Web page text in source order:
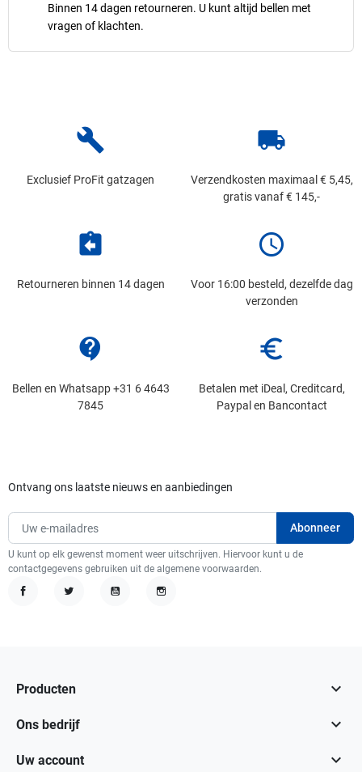
Binnen 14 dagen retourneren. U kunt altijd bellen met
vragen of klachten.
build
Exclusief ProFit gatzagen
local_shipping
Verzendkosten maximaal € 5,45,
gratis vanaf € 145,-
assignment_return
Retourneren binnen 14 dagen
schedule
Voor 16:00 besteld, dezelfde dag
verzonden
contact_support
Bellen en Whatsapp +31 6 4643
7845
euro_symbol
Betalen met iDeal, Creditcard,
Paypal en Bancontact
Ontvang ons laatste nieuws en aanbiedingen
U kunt op elk gewenst moment weer uitschrijven. Hiervoor kunt u de
contactgegevens gebruiken uit de algemene voorwaarden.
Producten 
Ons bedrijf 
Uw account 